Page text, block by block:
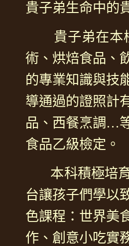
貴子弟生命中的
貴子弟在本校
術、烘焙食品、
的專業知識與技
導通過的證照計
品、西餐烹調…
食品乙級檢定。
本科積極培育
台讓孩子們學以
色課程：世界美
作、創意小吃實